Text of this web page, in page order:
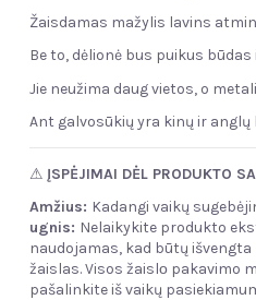
Žaisdamas mažylis lavins
Be to, dėlionė bus puikus
Jie neužima daug vietos, o
Ant galvosūkių yra kinų ir
⚠ ĮSPĖJIMAI DĖL PRODUKTO
Amžius: Kadangi vaikų
ugnis: Nelaikykite produkto
naudojamas, kad būtų
žaislas. Visos žaislо pakavimo
pašalinkite iš vaikų